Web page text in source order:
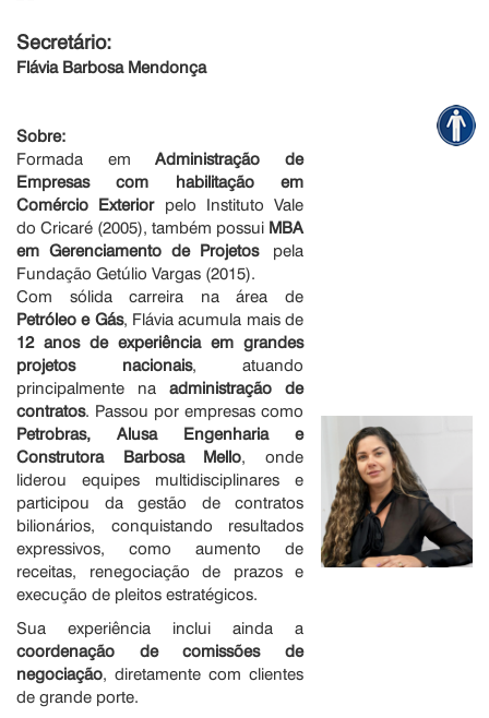
Secretário:
Flávia Barbosa Mendonça
Sobre:
Formada emAdministração de
Empresas com habilitação em
Comércio Exteriorpelo Instituto Vale
do Cricaré (2005), também possui MBA
em Gerenciamento de Projetos pela
Fundação Getúlio Vargas (2015).
Com sólida carreira na área de
Petróleo e Gás, Flávia acumula mais de
12 anos de experiência em grandes
projetos nacionais, atuando
principalmente na administração de
contratos. Passou por empresas como
Petrobras, Alusa Engenharia e
Construtora Barbosa Mello, onde
liderou equipes multidisciplinares e
participou da gestão de contratos
bilionários, conquistando resultados
expressivos, como aumento de
receitas, renegociação de prazos e
execução de pleitos estratégicos.
Sua experiência inclui ainda a
coordenação de comissões de
negociação, diretamente com clientes
de grande porte.